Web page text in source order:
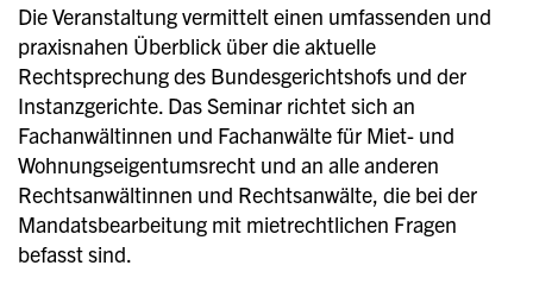
Die Veranstaltung vermittelt einen umfassenden und
praxisnahen Überblick über die aktuelle
Rechtsprechung des Bundesgerichtshofs und der
Instanzgerichte. Das Seminar richtet sich an
Fachanwältinnen und Fachanwälte für Miet- und
Wohnungseigentumsrecht und an alle anderen
Rechtsanwältinnen und Rechtsanwälte, die bei der
Mandatsbearbeitung mit mietrechtlichen Fragen
befasst sind.